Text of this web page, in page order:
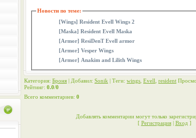
Новости по теме:
[Wings] Resident Evell Wings 2
[Maska] Resident Evell Maska
[Armor] ResiDenT Evell armor
[Armor] Vesper Wings
[Armor] Anakim and Lilith Wings
Категория: Броня | Добавил: Sonik | Теги: wings Evell resident
Рейтинг: 0.0/0
Всего комментариев: 0
Добавлять комментарии могут только
[ Регистрация| Вход ]